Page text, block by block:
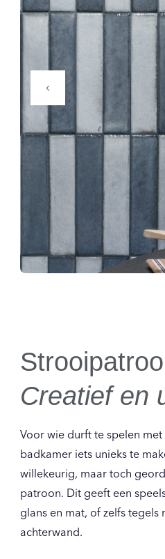
‹
Creatief en
Voor wie durft te spelen
badkamer iets unieks te
willekeurig, maar toch
patroon. Dit geeft een
glans en mat, of zelfs
achterwand.